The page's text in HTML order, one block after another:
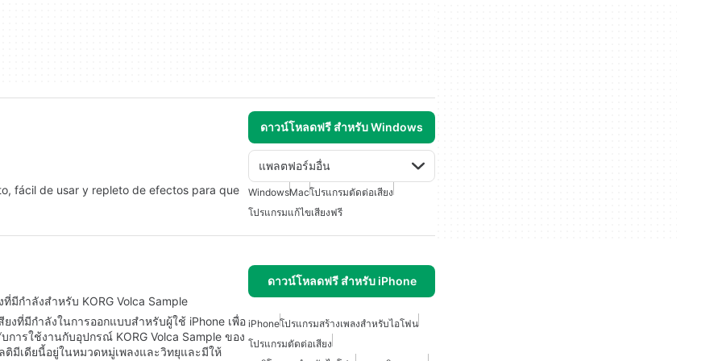
ดาวน์โหลดฟรี สำหรับ Windows
แพลตฟอร์มอื่น
fácil de usar y repleto de efectos para que
WindowsMacโปรแกรมตัดต่อเสียง
โปรแกรมแก้ไขเสียงฟรี
มีกำลังสำหรับ KORG Volca Sample
ดาวน์โหลดฟรี สำหรับ iPhone
งที่มีกำลังในการออกแบบสำหรับผู้ใช้ iPhone เพื่อ
ารใช้งานกับอุปกรณ์ KORG Volca Sample ของ
มีเดียนี้อยู่ในหมวดหมู่เพลงและวิทยุและมีให้
iPhoneโปรแกรมสร้างเพลงสำหรับไอโฟน
โปรแกรมตัดต่อเสียง